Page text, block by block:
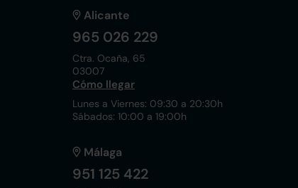
Alicante
965 026 229
Ctra. Ocaña, 65
03007
Cómo llegar
Lunes a Viernes: 09:30 a 20:30h
Sábados: 10:00 a 19:00h
Málaga
951 125 422